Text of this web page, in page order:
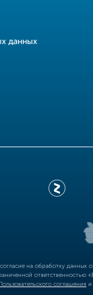
данных
согласие на обработку
соглашения и